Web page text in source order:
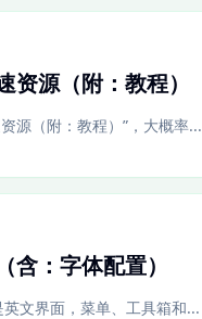
源（附：教程）
源（附：教程）”，大概率...
：字体配置）
文界面，菜单、工具箱和...